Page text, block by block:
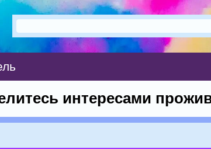
интересами